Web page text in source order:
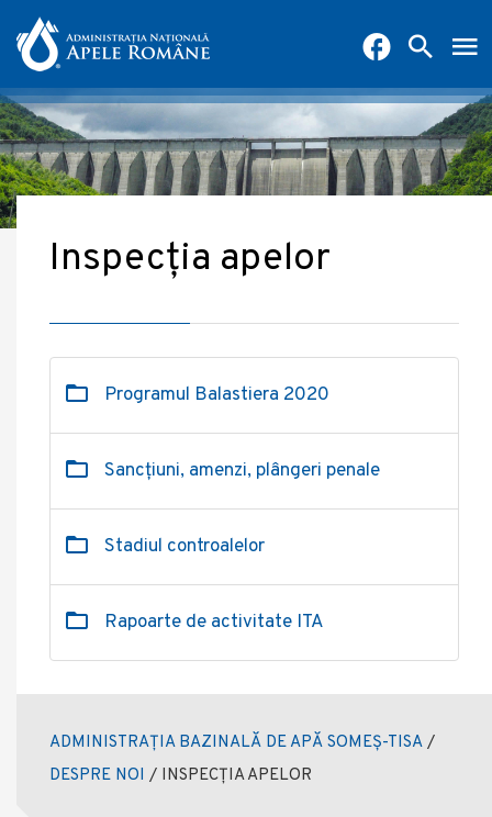
Inspecția apelor
Programul Balastiera 2020
Sancțiuni, amenzi, plângeri penale
Stadiul controalelor
Rapoarte de activitate ITA
ADMINISTRAȚIA BAZINALĂ DE APĂ SOMEȘ-TISA /
DESPRE NOI / INSPECȚIA APELOR